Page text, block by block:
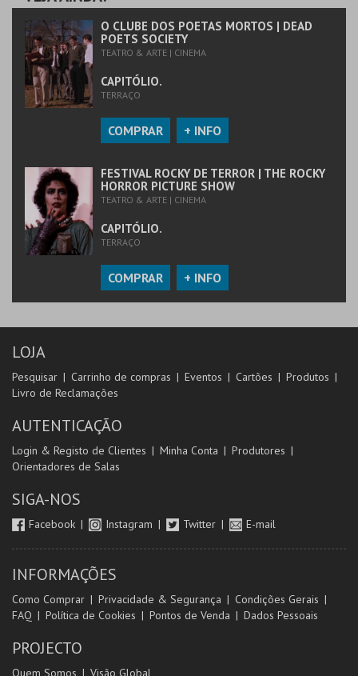
O CLUBE DOS POETAS MORTOS | DEAD
POETS SOCIETY
TEATRO & ARTE | CINEMA
CAPITÓLIO.
TERRAÇO
COMPRAR + INFO
FESTIVAL ROCKY DE TERROR | THE ROCKY
HORROR PICTURE SHOW
TEATRO & ARTE | CINEMA
CAPITÓLIO.
TERRAÇO
COMPRAR + INFO
LOJA
Pesquisar Carrinho de compras Eventos Cartões
Produtos
Livro de Reclamações
AUTENTICAÇÃO
Login & Registo de Clientes Minha Conta
Produtores
Orientadores de Salas
SIGA-NOS
Facebook Instagram Twitter E-mail
INFORMAÇÕES
Como Comprar Privacidade & Segurança
Condições Gerais
FAQ
Política de Cookies Pontos de Venda Dados Pessoais
PROJECTO
Quem Somos Visão Global